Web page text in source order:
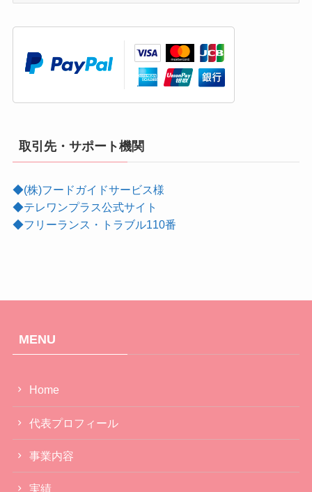
取引先・サポート機関
◆(株)フードガイドサービス様
◆テレワンプラス公式サイト
◆フリーランス・トラブル110番
MENU
Home
代表プロフィール
事業内容
実績